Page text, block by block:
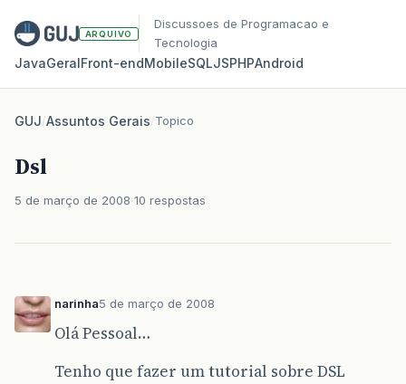
ARQUIVO
Discussoes de Programacao e
Tecnologia
JavaGeralFront‑endMobileSQLJSPHPAndroid
GUJ/Assuntos Gerais/Topico
Dsl
5 de março de 2008 10 respostas
narinha5 de março de 2008
Olá Pessoal…
Tenho que fazer um tutorial sobre DSL